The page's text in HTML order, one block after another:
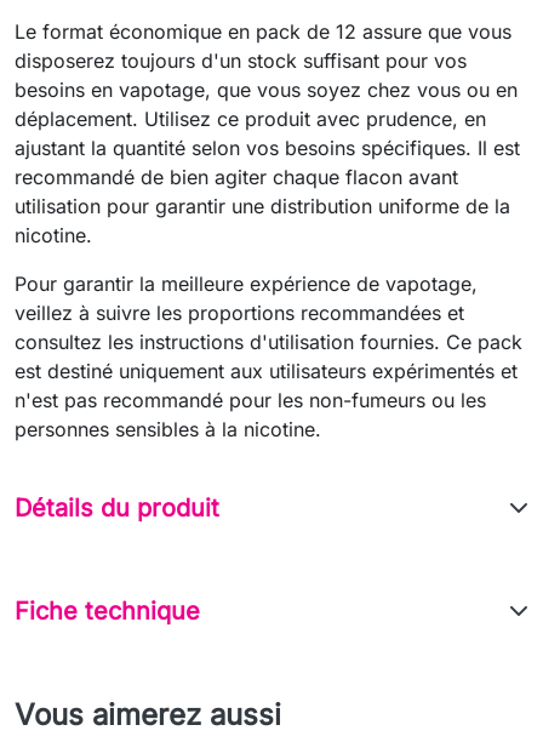
Le format économique en pack de 12 assure que vous
disposerez toujours d'un stock suffisant pour vos
besoins en vapotage, que vous soyez chez vous ou en
déplacement. Utilisez ce produit avec prudence, en
ajustant la quantité selon vos besoins spécifiques. Il est
recommandé de bien agiter chaque flacon avant
utilisation pour garantir une distribution uniforme de la
nicotine.
Pour garantir la meilleure expérience de vapotage,
veillez à suivre les proportions recommandées et
consultez les instructions d'utilisation fournies. Ce pack
est destiné uniquement aux utilisateurs expérimentés et
n'est pas recommandé pour les non-fumeurs ou les
personnes sensibles à la nicotine.
Détails du produit
Fiche technique
Vous aimerez aussi